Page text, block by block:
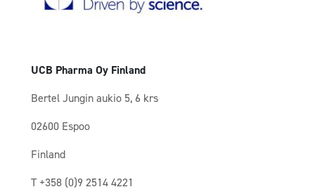
UCB Pharma Oy Finland
Bertel Jungin aukio 5, 6 krs
02600 Espoo
Finland
T +358 (0)9 2514 4221